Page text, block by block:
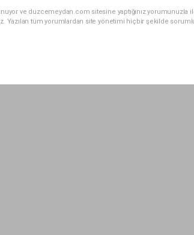
ve duzcemeydan.com sitesine yaptığınız yorumunuzla
Yazılan tüm yorumlardan site yönetimi hiçbir şekilde